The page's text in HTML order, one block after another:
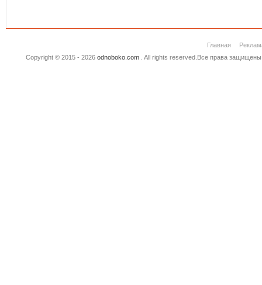
Главная
Copyright © 2015 - 2026 odnoboko.com. All rights reserved.Все права защищены.